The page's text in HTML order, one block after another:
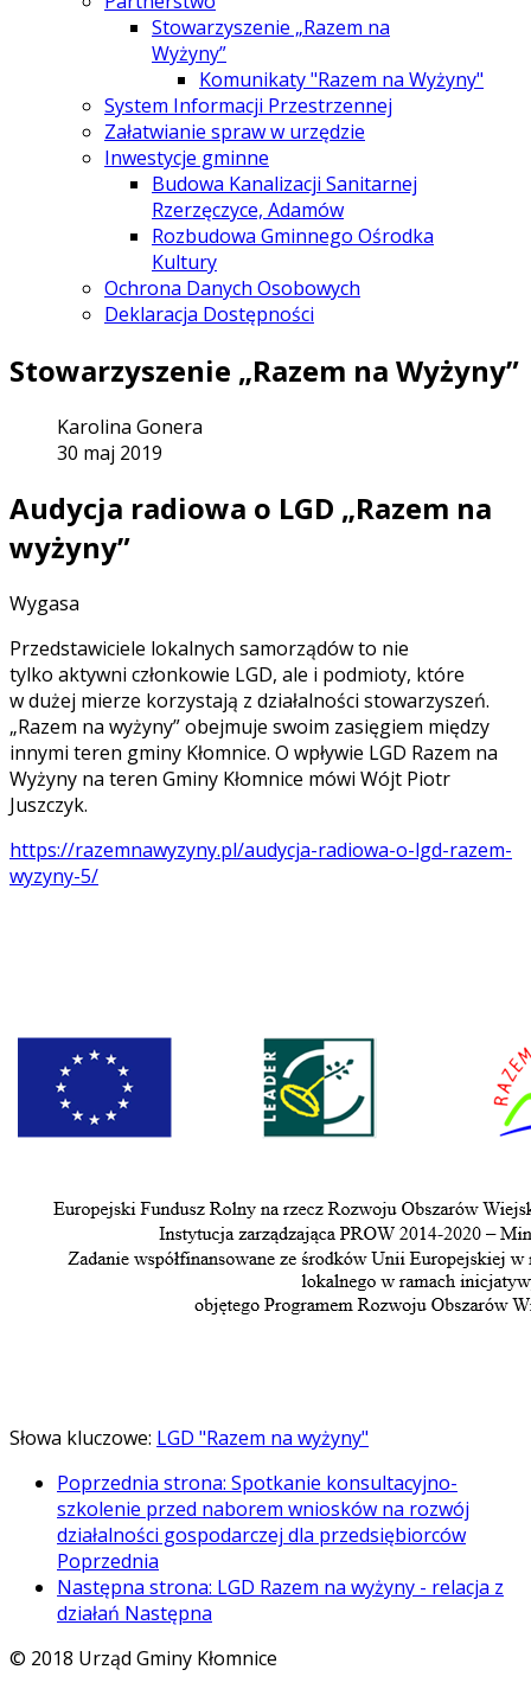
Stowarzyszenie „Razem na
Wyżyny”
Komunikaty "Razem na Wyżyny"
System Informacji Przestrzennej
Załatwianie spraw w urzędzie
Inwestycje gminne
Budowa Kanalizacji Sanitarnej
Rzerzęczyce, Adamów
Rozbudowa Gminnego Ośrodka
Kultury
Ochrona Danych Osobowych
Deklaracja Dostępności
Stowarzyszenie „Razem na Wyżyny”
Karolina Gonera
30 maj 2019
Audycja radiowa o LGD „Razem na
wyżyny”
Wygasa
Przedstawiciele lokalnych samorządów to nie
tylko aktywni członkowie LGD, ale i podmioty, które
w dużej mierze korzystają z działalności stowarzyszeń.
„Razem na wyżyny” obejmuje swoim zasięgiem między
innymi teren gminy Kłomnice. O wpływie LGD Razem na
Wyżyny na teren Gminy Kłomnice mówi Wójt Piotr
Juszczyk.
https://razemnawyzyny.pl/audycja-radiowa-o-lgd-razem-
wyzyny-5/
Słowa kluczowe: LGD "Razem na wyżyny"
Poprzednia strona: Spotkanie konsultacyjno-
szkolenie przed naborem wniosków na rozwój
działalności gospodarczej dla przedsiębiorców
Poprzednia
Następna strona: LGD Razem na wyżyny - relacja z
działań Następna
© 2018 Urząd Gminy Kłomnice